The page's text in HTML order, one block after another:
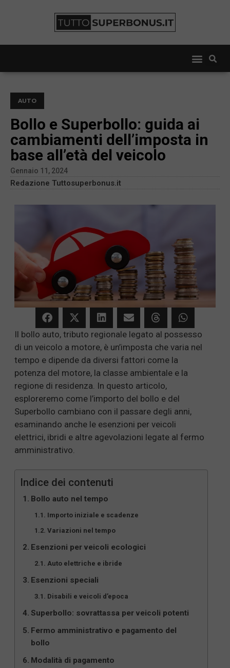
AUTO
Bollo e Superbollo: guida ai
cambiamenti dell’imposta in
base all’età del veicolo
Gennaio 11, 2024
Redazione Tuttosuperbonus.it
Il bollo auto, tributo regionale legato al possesso
di un veicolo a motore, è un’imposta che varia nel
tempo e dipende da diversi fattori come la
potenza del motore, la classe ambientale e la
regione di residenza. In questo articolo,
esploreremo come l’importo del bollo e del
Superbollo cambiano con il passare degli anni,
esaminando anche le esenzioni per veicoli
elettrici, ibridi e altre agevolazioni legate al fermo
amministrativo.
Indice dei contenuti
Bollo auto nel tempo
Importo iniziale e scadenze
Variazioni nel tempo
Esenzioni per veicoli ecologici
Auto elettriche e ibride
Esenzioni speciali
Disabili e veicoli d’epoca
Superbollo: sovrattassa per veicoli potenti
Fermo amministrativo e pagamento del
bollo
Modalità di pagamento